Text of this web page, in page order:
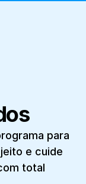
para
e cuide
total